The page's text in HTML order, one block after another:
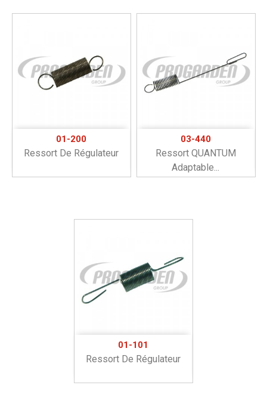
01-200
Ressort De Régulateur
03-440
Ressort QUANTUM
Adaptable...
01-101
Ressort De Régulateur